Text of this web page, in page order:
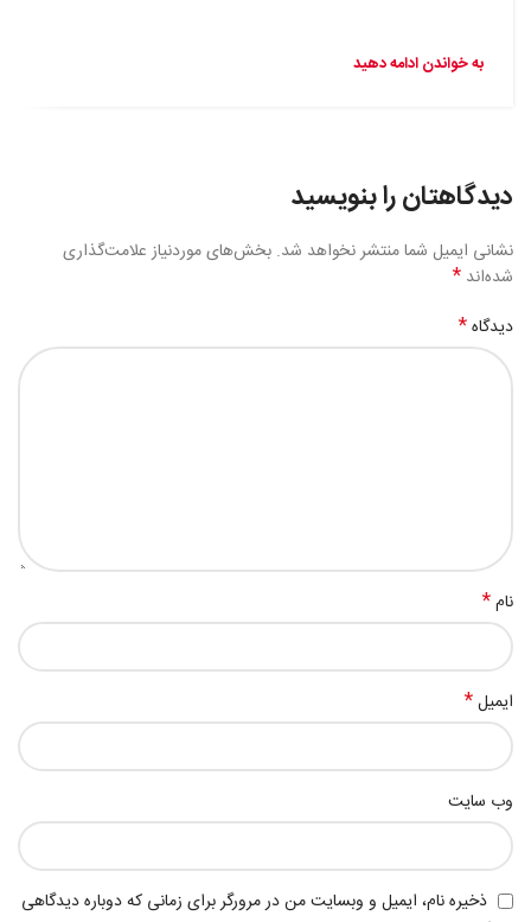
به خواندن ادامه دهید
دیدگاهتان را بنویسید
نشانی ایمیل شما منتشر نخواهد شد. بخش‌های موردنیاز علامت‌گذاری
شده‌اند *
دیدگاه*
نام*
ایمیل*
وب‌ سایت
ذخیره نام، ایمیل و وبسایت من در مرورگر برای زمانی که دوباره دیدگاهی